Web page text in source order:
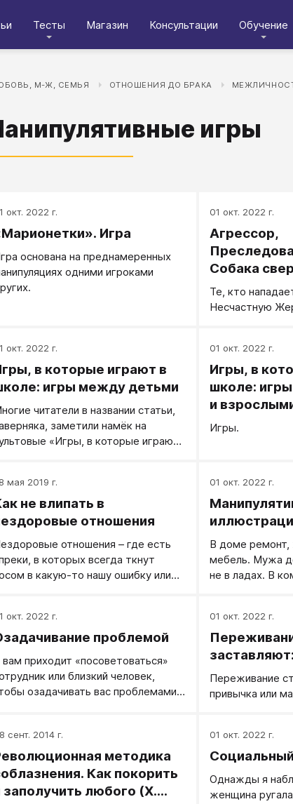
Тесты Магазин Консультации Обучение
М-Ж, СЕМЬЯ ОТНОШЕНИЯ ДО БРАКА
игры
окт. 2022 г.
Игра
основана на преднамеренных
одними игроками
01 окт. 2022 г.
Агрессор,
Собака
Те, кто
Несчастную
окт. 2022 г.
в которые играют в
игры между детьми
читатели в названии статьи,
заметили намёк на
«Игры, в которые играют
самых разных игр в
книге. Мы хотим дополнить
список ещё играми,
для начала напомним основные
концепции Берна.
01 окт. 2022 г.
Игры, в
школе:
и
Игры.
мая 2019 г.
не влипать в
отношения
отношения – где есть
в которых всегда ткнут
в какую-то нашу ошибку или
– нам делают больно,
носом в наши тонкие места.
01 окт. 2022 г.
В доме ремонт,
мебель. Мужа
не в ладах. В
прохода. Жена
компьютерный
пыль, которую
окт. 2022 г.
проблемой
вам приходит «посоветоваться»
или близкий человек,
озадачивать вас проблемами,
на это — тихая гордость:
со мной советуются… Ценят!»,
едва ли этот визит к вам есть
признание вашей мудрости. Причина
как более прозаична: люди
01 окт. 2022 г.
Переживание
привычка или
сент. 2014 г.
методика
Как покорить
заполучить любого (Х.
01 окт. 2022 г.
Однажды я
женщина